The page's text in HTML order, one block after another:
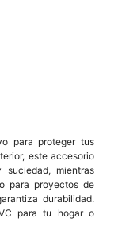
para proteger tus
este accesorio
mientras
para proyectos de
durabilidad.
para tu hogar o